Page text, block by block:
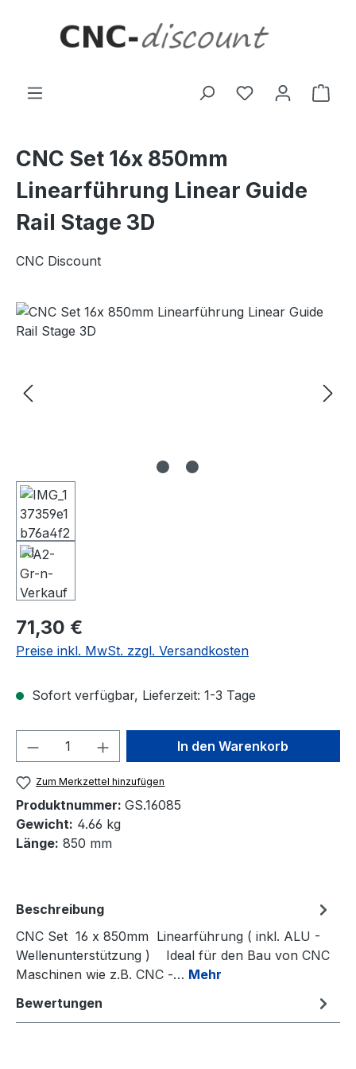
CNC Set 16x 850mm
Linearführung Linear Guide
Rail Stage 3D
CNC Discount
Bildergalerie überspringen
Regulärer Preis:
71,30 €
Preise inkl. MwSt. zzgl. Versandkosten
Sofort verfügbar, Lieferzeit: 1-3 Tage
Produkt Anzahl: Gib denIn den Warenkorb
Zum Merkzettel hinzufügen
Produktnummer: GS.16085
Gewicht: 4.66 kg
Länge: 850 mm
Beschreibung
CNC Set 16 x 850mm Linearführung ( inkl. ALU -
Wellenunterstützung ) Ideal für den Bau von CNC
Maschinen wie z.B. CNC -… Mehr
Bewertungen